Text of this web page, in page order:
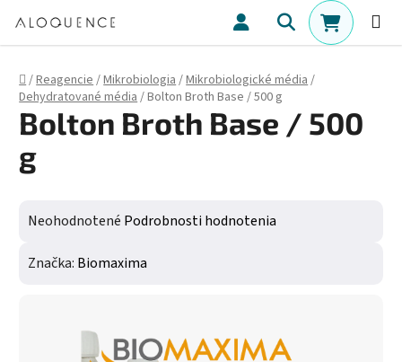
Hľadať
Domov
/Reagencie/Mikrobiologia/Mikrobiologické média/
Dehydratované média/Bolton Broth Base / 500 g
Bolton Broth Base / 500
g
Priemerné hodnotenie produktu je 0,0 z 5 hviezdičiek.
Neohodnotené Podrobnosti hodnotenia
Značka: Biomaxima